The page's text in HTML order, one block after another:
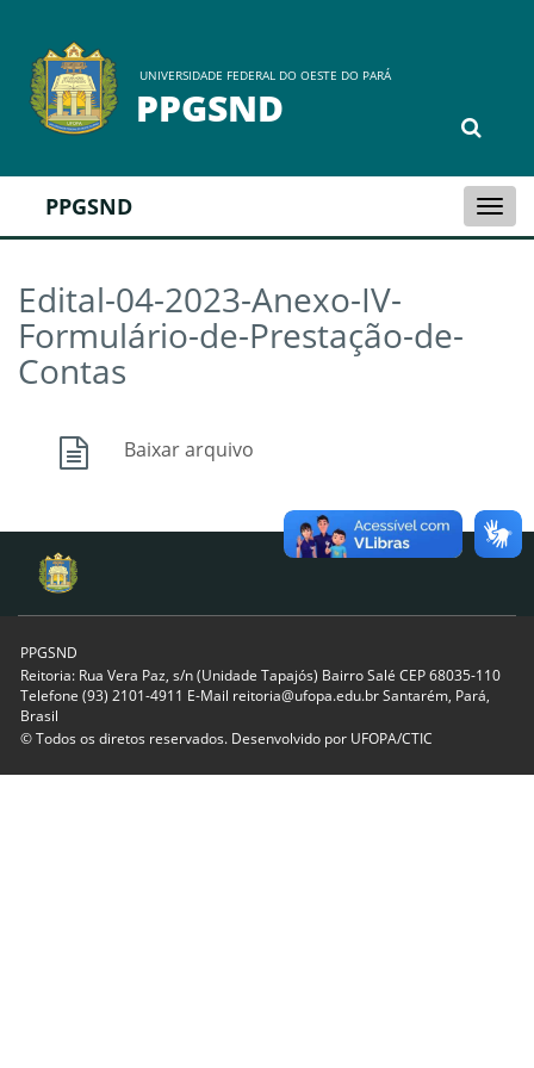
UNIVERSIDADE FEDERAL DO OESTE DO PARÁ
PPGSND
PPGSND
Edital-04-2023-Anexo-IV-
Formulário-de-Prestação-de-
Contas
Baixar arquivo
PPGSND
Reitoria: Rua Vera Paz, s/n (Unidade Tapajós) Bairro Salé CEP 68035-110
Telefone (93) 2101-4911 E-Mail reitoria@ufopa.edu.br Santarém, Pará,
Brasil
© Todos os diretos reservados. Desenvolvido por UFOPA/CTIC